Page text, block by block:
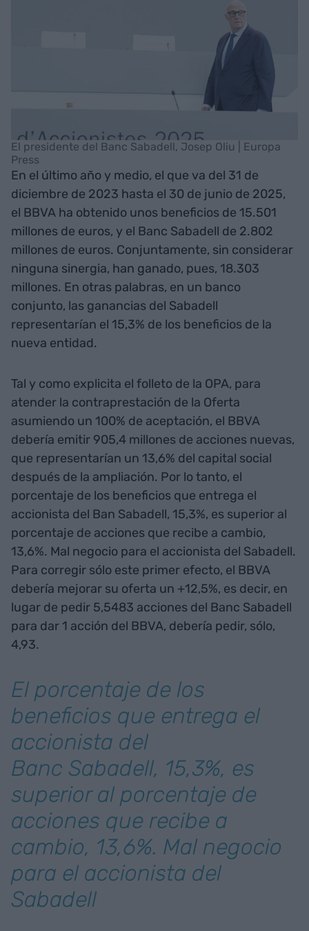
El presidente del Banc Sabadell, Josep Oliu | Europa
Press
En el último año y medio, el que va del 31 de
diciembre de 2023 hasta el 30 de junio de 2025,
el BBVA ha obtenido unos beneficios de 15.501
millones de euros, y el Banc Sabadell de 2.802
millones de euros. Conjuntamente, sin considerar
ninguna sinergia, han ganado, pues, 18.303
millones. En otras palabras, en un banco
conjunto, las ganancias del Sabadell
representarían el 15,3% de los beneficios de la
nueva entidad.
Tal y como explicita el folleto de la OPA, para
atender la contraprestación de la Oferta
asumiendo un 100% de aceptación, el BBVA
debería emitir 905,4 millones de acciones nuevas,
que representarían un 13,6% del capital social
después de la ampliación. Por lo tanto, el
porcentaje de los beneficios que entrega el
accionista del Ban Sabadell, 15,3%, es superior al
porcentaje de acciones que recibe a cambio,
13,6%. Mal negocio para el accionista del Sabadell.
Para corregir sólo este primer efecto, el BBVA
debería mejorar su oferta un +12,5%, es decir, en
lugar de pedir 5,5483 acciones del Banc Sabadell
para dar 1 acción del BBVA, debería pedir, sólo,
4,93.
El porcentaje de los
beneficios que entrega el
accionista del
Banc Sabadell, 15,3%, es
superior al porcentaje de
acciones que recibe a
cambio, 13,6%. Mal negocio
para el accionista del
Sabadell